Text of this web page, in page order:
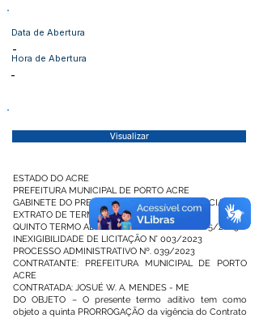
Data de Abertura
-
Hora de Abertura
-
Visualizar
ESTADO DO ACRE
PREFEITURA MUNICIPAL DE PORTO ACRE
GABINETE DO PREFEITO E COMUNICAÇÃO SOCIAL
EXTRATO DE TERMO ADITIVO
QUINTO TERMO ADITIVO AO CONTRATO Nº 165/2023
INEXIGIBILIDADE DE LICITAÇÃO N° 003/2023
PROCESSO ADMINISTRATIVO Nº. 039/2023
CONTRATANTE: PREFEITURA MUNICIPAL DE PORTO
ACRE
CONTRATADA: JOSUÉ W. A. MENDES - ME
DO OBJETO – O presente termo aditivo tem como
objeto a quinta PRORROGAÇÃO da vigência do Contrato